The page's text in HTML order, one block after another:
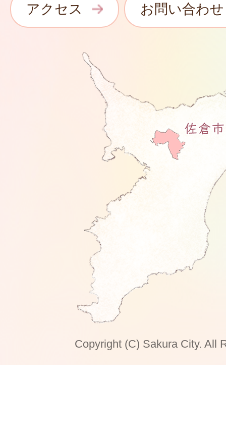
アクセス お問い合わせ
Copyright (C) Sakura City. All